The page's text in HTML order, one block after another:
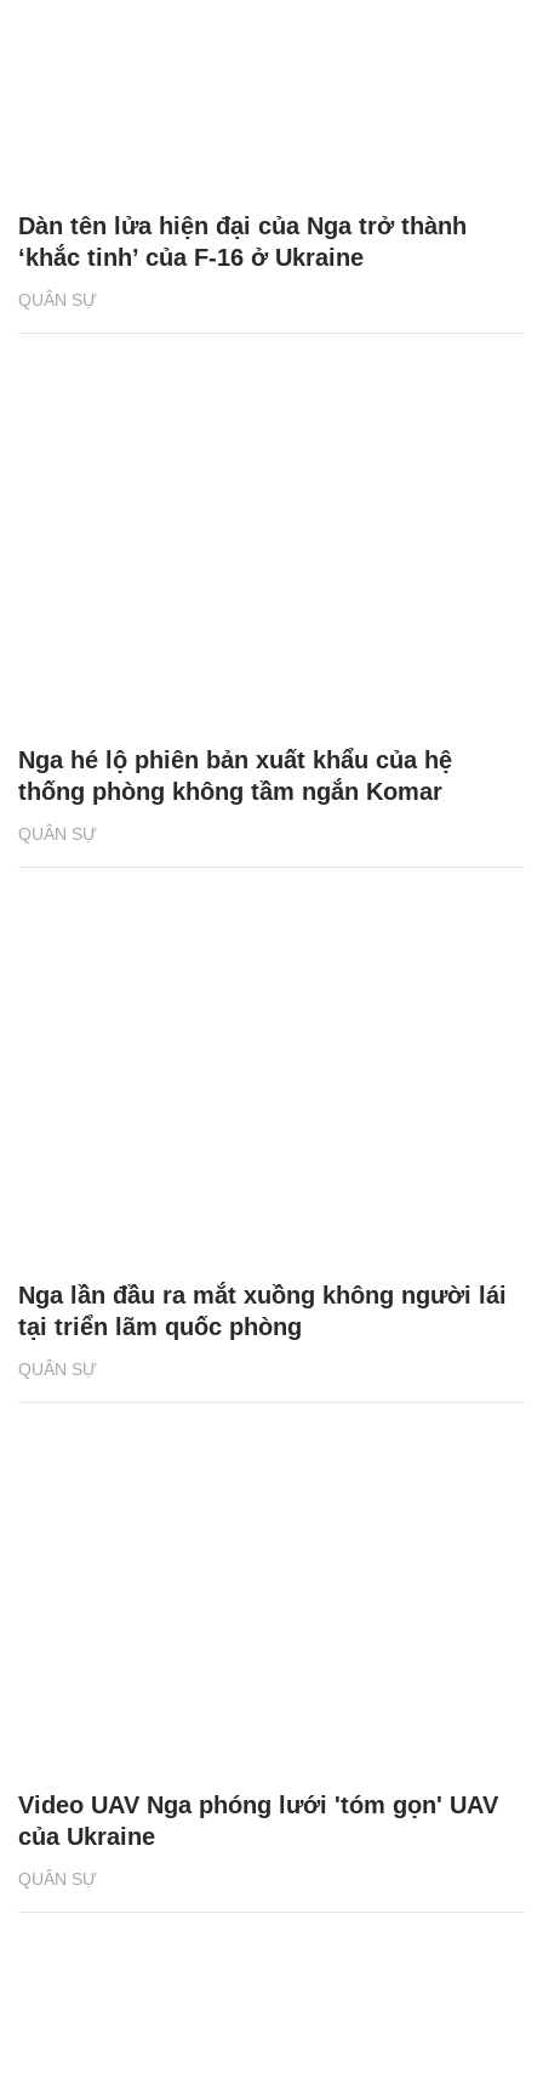
QUÂN SỰ
Dàn tên lửa hiện đại của Nga trở thành
‘khắc tinh’ của F-16 ở Ukraine
QUÂN SỰ
Nga hé lộ phiên bản xuất khẩu của hệ
thống phòng không tầm ngắn Komar
QUÂN SỰ
Nga lần đầu ra mắt xuồng không người lái
tại triển lãm quốc phòng
QUÂN SỰ
Video UAV Nga phóng lưới 'tóm gọn' UAV
của Ukraine